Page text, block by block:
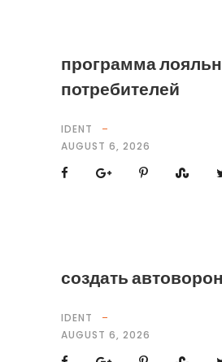
программа
потребителей
IDENT
AUGUST 6, 2026
создать
IDENT
AUGUST 6, 2026